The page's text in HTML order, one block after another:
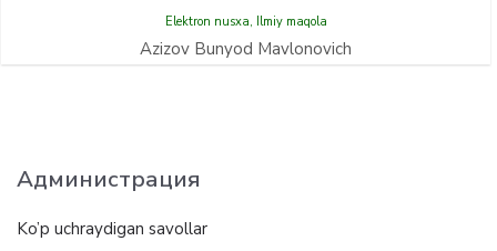
Elektron nusxa, Ilmiy maqola
Azizov Bunyod Mavlonovich
Администрация
Ko’p uchraydigan savollar